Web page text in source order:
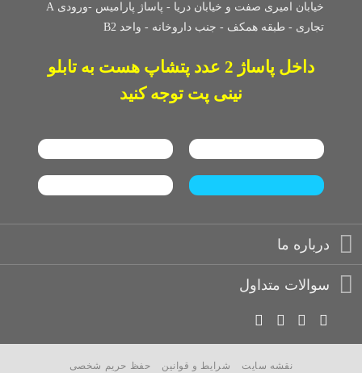
خیابان امیری صفت و خیابان دریا - پاساژ پارامیس -ورودی A
تجاری - طبقه همکف - جنب داروخانه - واحد B2
داخل پاساژ 2 عدد پتشاپ هست به تابلو
نینی پت توجه کنید
درباره ما
سوالات متداول
نقشه سایت شرایط و قوانین حفظ حریم شخصی